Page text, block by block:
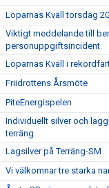
Löparnas Kväll torsdag
Viktigt meddelande till
personuppgiftsincident
Löparnas Kväll i
Friidrottens Årsmöte
PiteEnergispelen
Individuellt silver och
terräng
Lagsilver på Terräng-SM
Vi välkomnar tre starka